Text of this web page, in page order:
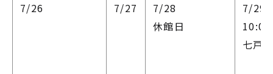
7/26
7/27
7/28
休館日
7/29
七戸